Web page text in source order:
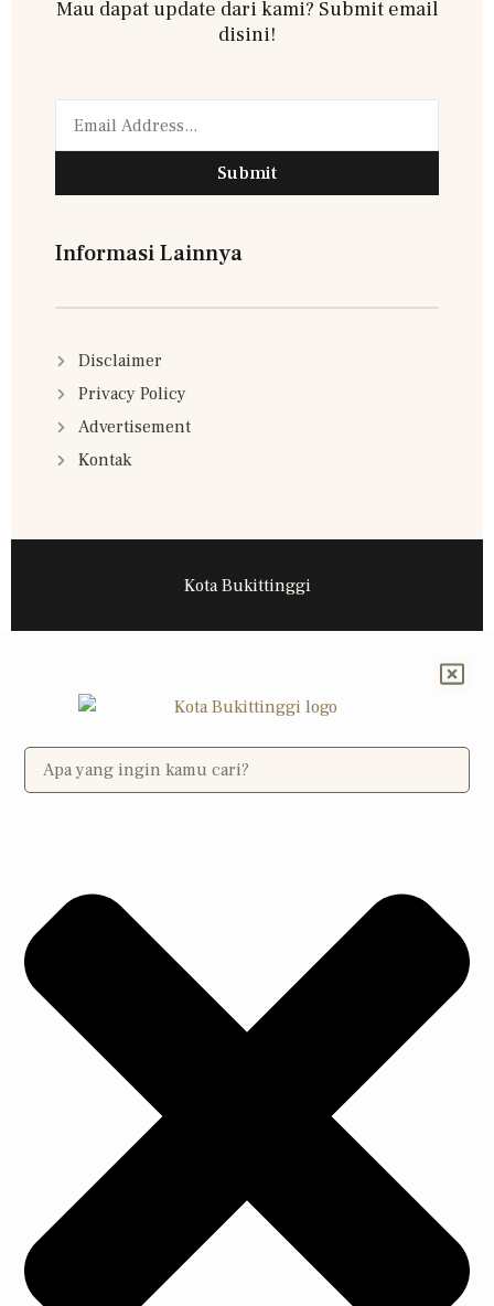
Mau dapat update dari kami? Submit email
disini!
Submit
Informasi Lainnya
Disclaimer
Privacy Policy
Advertisement
Kontak
Kota Bukittinggi